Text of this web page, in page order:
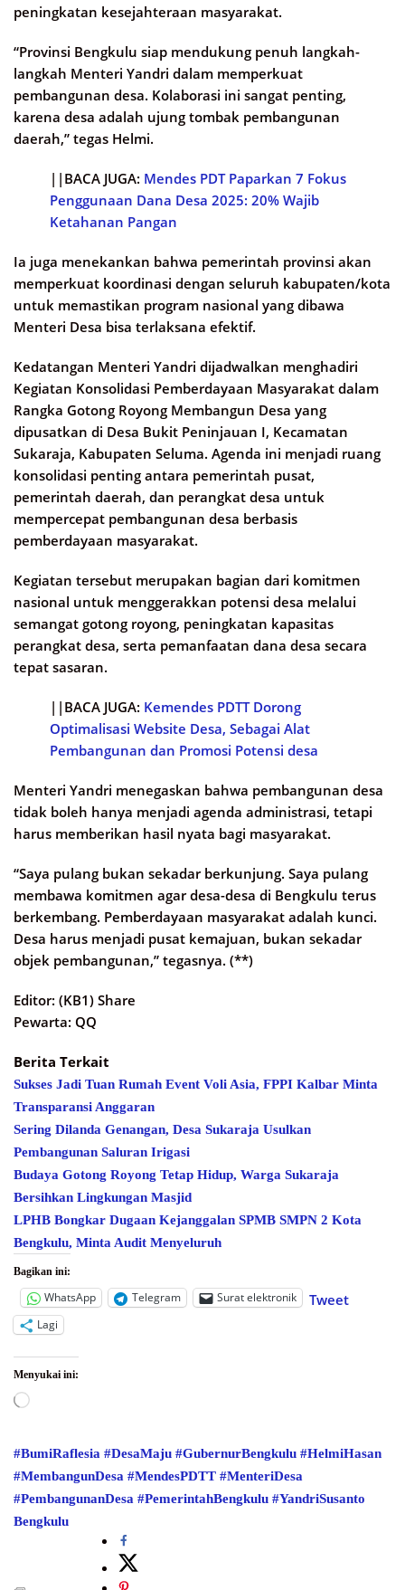
peningkatan kesejahteraan masyarakat.
“Provinsi Bengkulu siap mendukung penuh langkah-
langkah Menteri Yandri dalam memperkuat
pembangunan desa. Kolaborasi ini sangat penting,
karena desa adalah ujung tombak pembangunan
daerah,” tegas Helmi.
||BACA JUGA: Mendes PDT Paparkan 7 Fokus
Penggunaan Dana Desa 2025: 20% Wajib
Ketahanan Pangan
Ia juga menekankan bahwa pemerintah provinsi akan
memperkuat koordinasi dengan seluruh kabupaten/kota
untuk memastikan program nasional yang dibawa
Menteri Desa bisa terlaksana efektif.
Kedatangan Menteri Yandri dijadwalkan menghadiri
Kegiatan Konsolidasi Pemberdayaan Masyarakat dalam
Rangka Gotong Royong Membangun Desa yang
dipusatkan di Desa Bukit Peninjauan I, Kecamatan
Sukaraja, Kabupaten Seluma. Agenda ini menjadi ruang
konsolidasi penting antara pemerintah pusat,
pemerintah daerah, dan perangkat desa untuk
mempercepat pembangunan desa berbasis
pemberdayaan masyarakat.
Kegiatan tersebut merupakan bagian dari komitmen
nasional untuk menggerakkan potensi desa melalui
semangat gotong royong, peningkatan kapasitas
perangkat desa, serta pemanfaatan dana desa secara
tepat sasaran.
||BACA JUGA: Kemendes PDTT Dorong
Optimalisasi Website Desa, Sebagai Alat
Pembangunan dan Promosi Potensi desa
Menteri Yandri menegaskan bahwa pembangunan desa
tidak boleh hanya menjadi agenda administrasi, tetapi
harus memberikan hasil nyata bagi masyarakat.
“Saya pulang bukan sekadar berkunjung. Saya pulang
membawa komitmen agar desa-desa di Bengkulu terus
berkembang. Pemberdayaan masyarakat adalah kunci.
Desa harus menjadi pusat kemajuan, bukan sekadar
objek pembangunan,” tegasnya. (**)
Editor: (KB1) Share
Pewarta: QQ
Berita Terkait
Sukses Jadi Tuan Rumah Event Voli Asia, FPPI Kalbar Minta
Transparansi Anggaran
Sering Dilanda Genangan, Desa Sukaraja Usulkan
Pembangunan Saluran Irigasi
Budaya Gotong Royong Tetap Hidup, Warga Sukaraja
Bersihkan Lingkungan Masjid
LPHB Bongkar Dugaan Kejanggalan SPMB SMPN 2 Kota
Bengkulu, Minta Audit Menyeluruh
Bagikan ini:
WhatsApp Telegram Surat elektronik Tweet
Lagi
Menyukai ini:
Memuat...
#BumiRaflesia #DesaMaju #GubernurBengkulu #HelmiHasan
#MembangunDesa #MendesPDTT #MenteriDesa
#PembangunanDesa #PemerintahBengkulu #YandriSusanto
Bengkulu